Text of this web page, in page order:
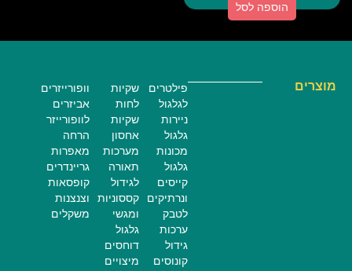
הוספה לסל
מוצרים
פילטרים
לגלגול
ניירות
גלגול
מכונות
גלגול
קייסים
ונרתיקים
לטבק
ערכות
גידול
קונוסים
שקיות
לחות
שקיות
אחסון
מערכות
תאורה
לגידול
קססוניות
ומגשי
גלגול
דוחסים
מיצויים
וופורייזרים
אביזרים
לוופורייזר
הרחה
מאפרות
גריינדרים
קופסאות
וצנצנות
משקלים